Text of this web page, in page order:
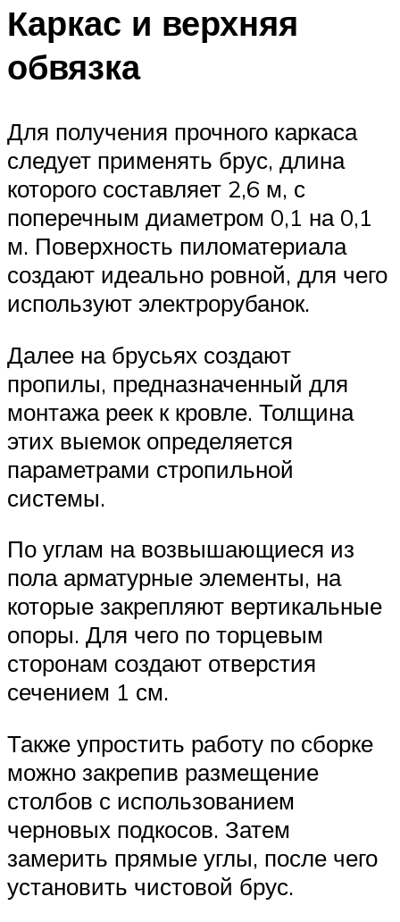
Каркас и верхняя
обвязка
Для получения прочного каркаса
следует применять брус, длина
которого составляет 2,6 м, с
поперечным диаметром 0,1 на 0,1
м. Поверхность пиломатериала
создают идеально ровной, для чего
используют электрорубанок.
Далее на брусьях создают
пропилы, предназначенный для
монтажа реек к кровле. Толщина
этих выемок определяется
параметрами стропильной
системы.
По углам на возвышающиеся из
пола арматурные элементы, на
которые закрепляют вертикальные
опоры. Для чего по торцевым
сторонам создают отверстия
сечением 1 см.
Также упростить работу по сборке
можно закрепив размещение
столбов с использованием
черновых подкосов. Затем
замерить прямые углы, после чего
установить чистовой брус.